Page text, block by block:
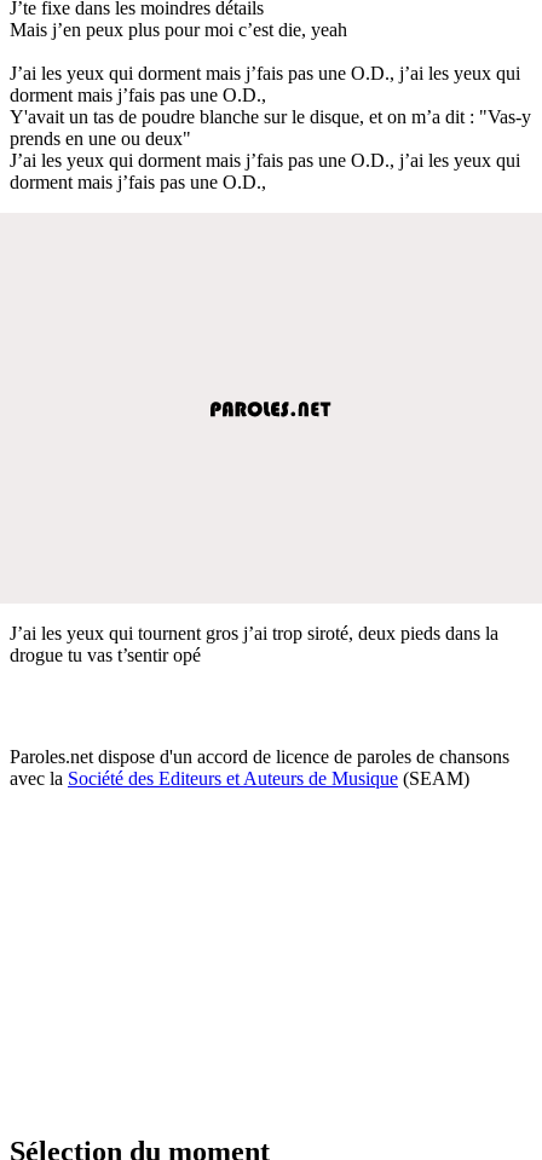
J’te fixe dans les moindres détails
Mais j’en peux plus pour moi c’est die, yeah
J’ai les yeux qui dorment mais j’fais pas une O.D., j’ai les yeux qui
dorment mais j’fais pas une O.D.,
Y'avait un tas de poudre blanche sur le disque, et on m’a dit : "Vas-y
prends en une ou deux"
J’ai les yeux qui dorment mais j’fais pas une O.D., j’ai les yeux qui
dorment mais j’fais pas une O.D.,
J’ai les yeux qui tournent gros j’ai trop siroté, deux pieds dans la
drogue tu vas t’sentir opé
Paroles.net dispose d'un accord de licence de paroles de chansons
avec la Société des Editeurs et Auteurs de Musique (SEAM)
Sélection du moment